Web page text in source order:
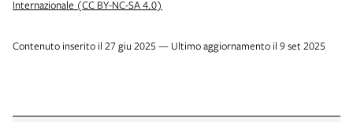
Internazionale (CC BY-NC-SA 4.0)
Contenuto inserito il 27 giu 2025 — Ultimo aggiornamento il 9 set 2025